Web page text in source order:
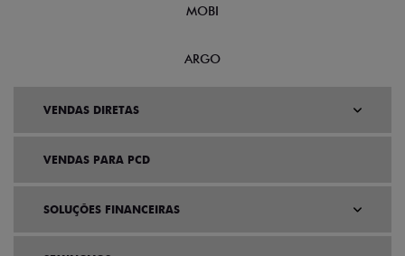
MOBI
ARGO
VENDAS DIRETAS
VENDAS PARA PCD
SOLUÇÕES FINANCEIRAS